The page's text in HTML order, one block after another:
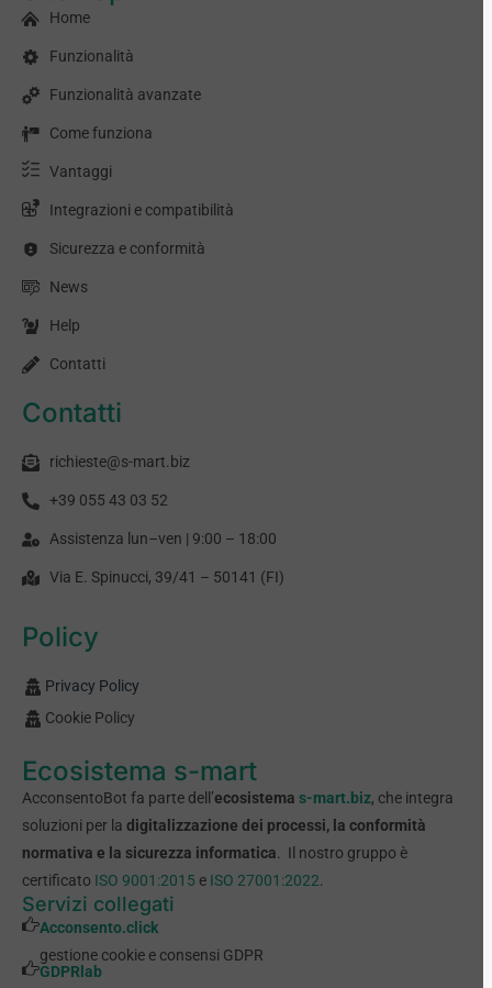
Home
Funzionalità
Funzionalità avanzate
Come funziona
Vantaggi
Integrazioni e compatibilità
Sicurezza e conformità
News
Help
Contatti
Contatti
richieste@s-mart.biz
+39 055 43 03 52
Assistenza lun–ven | 9:00 – 18:00
Via E. Spinucci, 39/41 – 50141 (FI)
Policy
Privacy Policy
Cookie Policy
Ecosistema s-mart
AcconsentoBot fa parte dell’ecosistema s-mart.biz, che integra
soluzioni per la digitalizzazione dei processi, la conformità
normativa e la sicurezza informatica . Il nostro gruppo è
certificato ISO 9001:2015 e ISO 27001:2022
Servizi collegati
Acconsento.click
gestione cookie e consensi GDPR
GDPRlab